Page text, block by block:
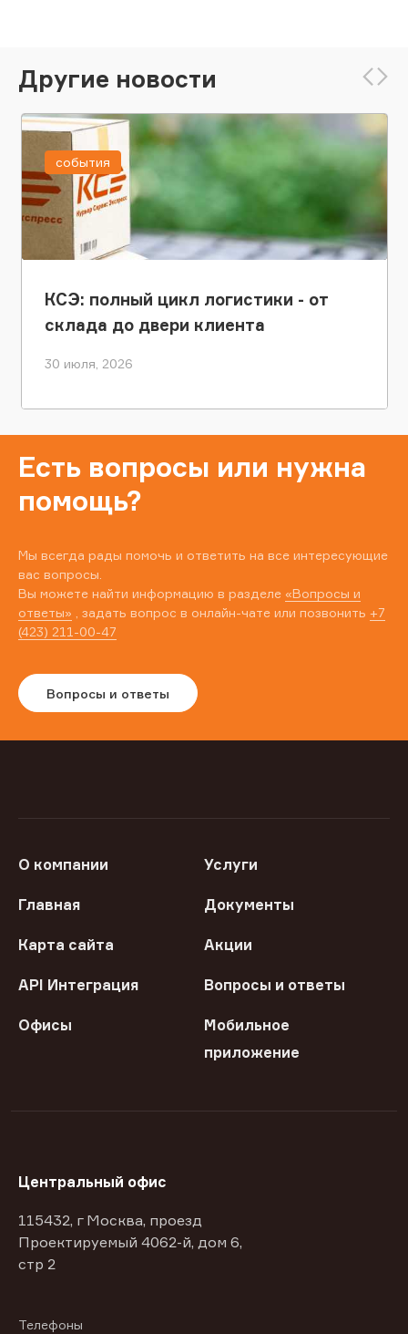
Другие новости
КСЭ: полный цикл логистики - от
склада до двери клиента
30 июля, 2026
события
Есть вопросы или нужна
помощь?
Мы всегда рады помочь и ответить на все интересующие
вас вопросы.
Вы можете найти информацию в разделе «Вопросы и
ответы» , задать вопрос в онлайн-чате или позвонить +7
(423) 211-00-47
Вопросы и ответы
О компании Услуги
Главная Документы
Карта сайта Акции
API Интеграция Вопросы и ответы
Офисы
Мобильное
приложение
Центральный офис
115432, г Москва, проезд
Проектируемый 4062-й, дом 6,
стр 2
Телефоны